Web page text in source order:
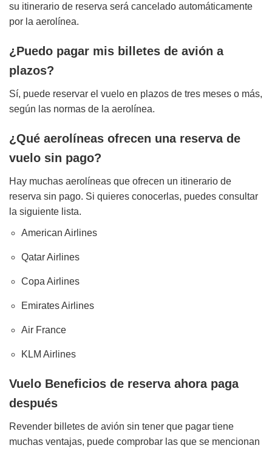
su itinerario de reserva será cancelado automáticamente
por la aerolínea.
¿Puedo pagar mis billetes de avión a
plazos?
Sí, puede reservar el vuelo en plazos de tres meses o más,
según las normas de la aerolínea.
¿Qué aerolíneas ofrecen una reserva de
vuelo sin pago?
Hay muchas aerolíneas que ofrecen un itinerario de
reserva sin pago. Si quieres conocerlas, puedes consultar
la siguiente lista.
American Airlines
Qatar Airlines
Copa Airlines
Emirates Airlines
Air France
KLM Airlines
Vuelo Beneficios de reserva ahora paga
después
Revender billetes de avión sin tener que pagar tiene
muchas ventajas, puede comprobar las que se mencionan